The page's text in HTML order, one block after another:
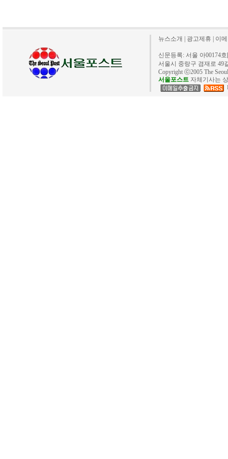
뉴스소개 광고제휴 이
신문등록: 서울 아00174
서울시 중랑구 겸재로 49
Copyright ⓒ2005 The
서울포스트 자체기사는